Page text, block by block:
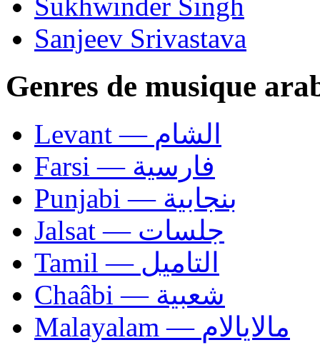
Sanjeev Srivastava
Genres de musique
Levant — الشام
Farsi — فارسية
Punjabi — بنجابية
Jalsat — جلسات
Tamil — التاميل
Chaâbi — شعبية
Malayalam — مالايالام